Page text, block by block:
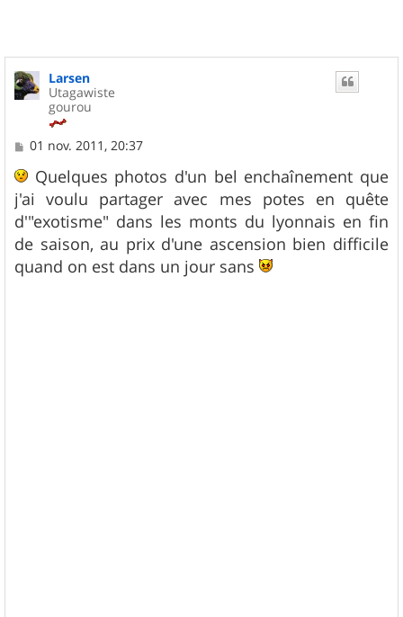
Larsen
Utagawiste
gourou
M
s
a
g
01 nov. 2011, 20:37
Quelques photos d'un bel enchaînement que
j'ai voulu partager avec mes potes en quête
d'"exotisme" dans les monts du lyonnais en fin
de saison, au prix d'une ascension bien difficile
quand on est dans un jour sans